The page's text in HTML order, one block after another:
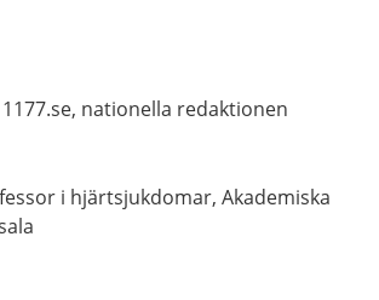
1177.se, nationella redaktionen
i hjärtsjukdomar, Akademiska